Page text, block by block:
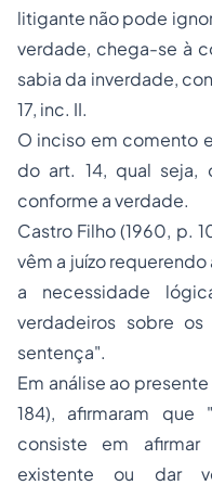
litigante não pode
verdade, chega-se à
sabia da inverdade,
17, inc. II.
O inciso em comento
do art. 14, qual
conforme a verdade.
Castro Filho (1960, p.
vêm a juízo
a necessidade
verdadeiros sobre
sentença".
Em análise ao
184), afirmaram
consiste em
existente ou dar